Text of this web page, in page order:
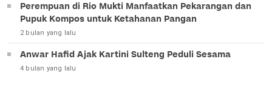
Perempuan di Rio Mukti Manfaatkan Pekarangan dan
Pupuk Kompos untuk Ketahanan Pangan
2 bulan yang lalu
Anwar Hafid Ajak Kartini Sulteng Peduli Sesama
4 bulan yang lalu